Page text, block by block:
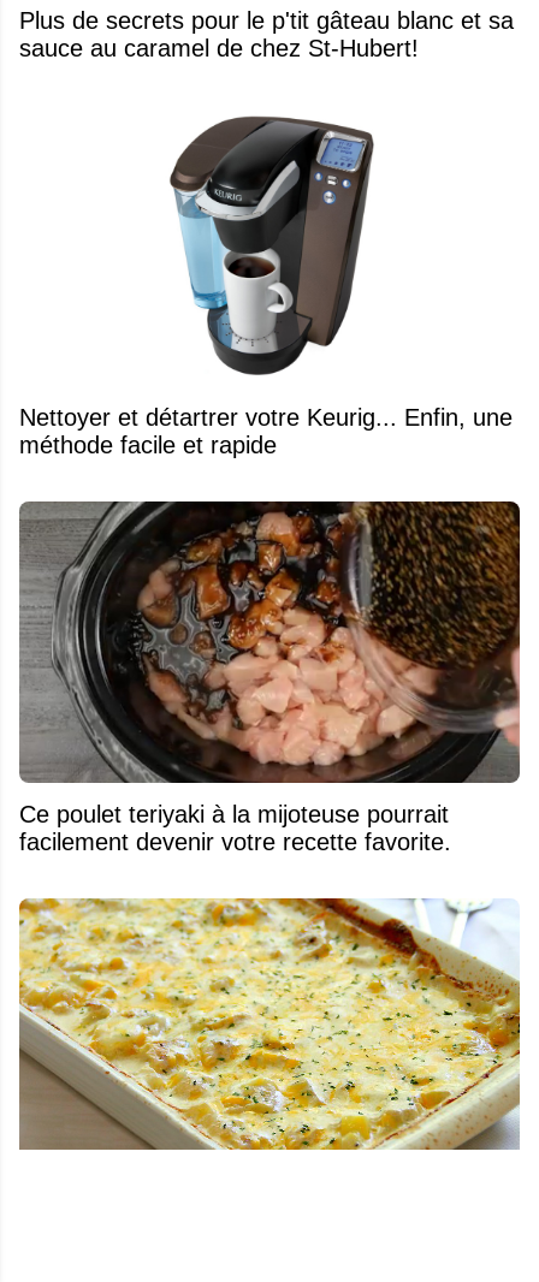
Plus de secrets pour le p'tit gâteau blanc et sa
sauce au caramel de chez St-Hubert!
Nettoyer et détartrer votre Keurig... Enfin, une
méthode facile et rapide
Ce poulet teriyaki à la mijoteuse pourrait
facilement devenir votre recette favorite.